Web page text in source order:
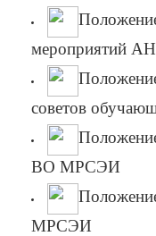
мероприятий
советов
ВО МРСЭИ
МРСЭИ